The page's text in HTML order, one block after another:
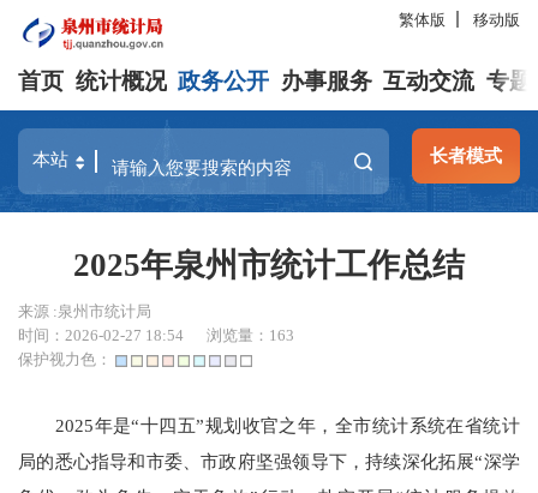
繁体版 移动版
首页 统计概况 政务公开 办事服务 互动交流 专题
长者模式
2025年泉州市统计工作总结
来源 :泉州市统计局
时间：2026-02-27 18:54
浏览量： 163
保护视力色：
2025年是“十四五”规划 收官之年，全市统计系统在省统计
局的悉心指导和市委、市政府坚强领导下，持续深化拓展“深学